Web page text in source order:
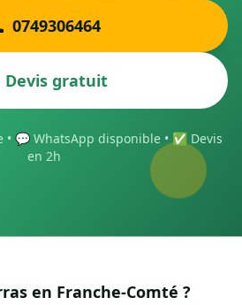
0749306464
Devis gratuit
💬 WhatsApp disponible • ✅ Devis
en 2h
en Franche-Comté ?